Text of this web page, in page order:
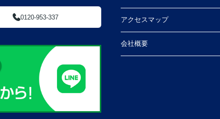
0120-953-337 アクセスマップ
会社概要